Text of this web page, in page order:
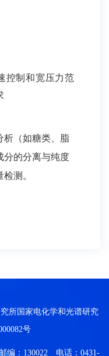
控制和宽压力范
析（如糖类、脂
分的分离与纯度
测。
所国家电化学和光谱研究
号
编：130022 电话：0431-